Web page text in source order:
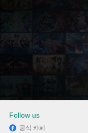
Follow us
공식 카페